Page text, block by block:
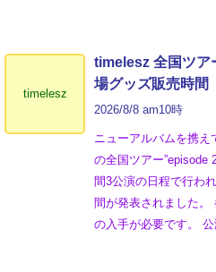
timelesz
timelesz 全国ツ
場グッズ販売時間
2026/8/8 am10時
ニューアルバムを携え
の全国ツアー”episode
間3公演の日程で行わ
間が発表されました
の入手が必要です。